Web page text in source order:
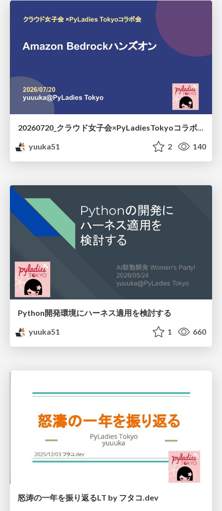
20260720_クラウド女子会×PyLadiesTokyoコラボ Amazon Bedrock ハンズオン用資料
yuuka51
2 140
Python開発環境にハーネス適用を検討する
yuuka51
1 660
怒涛の一年を振り返るLT by フタコ.dev